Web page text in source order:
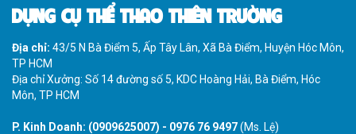
DỤNG CỤ THỂ THAO THIÊN TRƯỜNG
Địa chỉ: 43/5 N Bà Điểm 5, Ấp Tây Lân, Xã Bà Điểm, Huyện Hóc Môn,
TP HCM
Địa chỉ Xưởng: Số 14 đường số 5, KDC Hoàng Hải, Bà Điểm, Hóc
Môn, TP HCM
P. Kinh Doanh: (0909625007) - 0976 76 9497(Ms. Lệ)